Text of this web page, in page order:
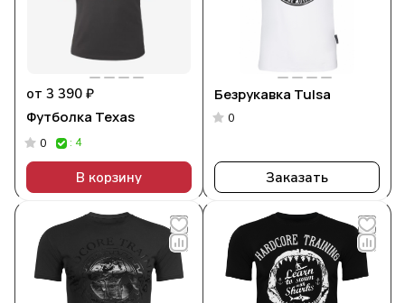
от 3 390 ₽
Футболка Texas
0 : 4
В корзину
Безрукавка Tulsa
0
Заказать